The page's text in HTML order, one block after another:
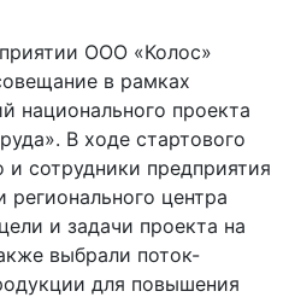
ООО «Колос»
в рамках
национального проекта
В ходе стартового
сотрудники предприятия
центра
и задачи проекта на
выбрали поток-
для повышения